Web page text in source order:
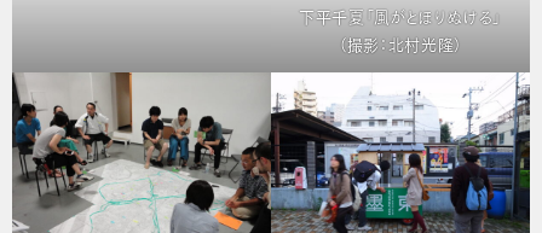
下平千夏「風がとほりぬける」
（撮影：北村光隆）